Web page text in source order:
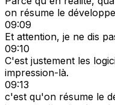
on résume le
09:09
Et attention, je ne dis
09:10
C'est justement les
impression-là.
09:13
c'est qu'on résume le